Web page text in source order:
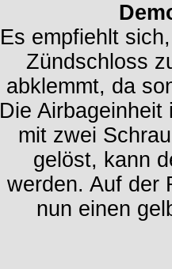
Es empfiehlt
Zündschloss
abklemmt, da
Die
mit zwei
gelöst, kann
werden. Auf der
nun einen